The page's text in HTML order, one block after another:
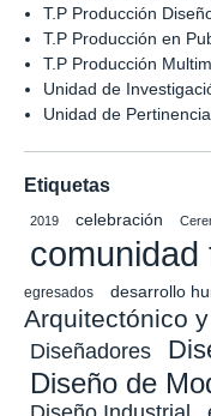
T.P Producción
T.P Producción en
T.P Producción
Unidad de
Unidad de
Etiquetas
2019 celebración
comunidad
egresados
desarrollo
Arquitectónico
Diseñadores
Diseño de